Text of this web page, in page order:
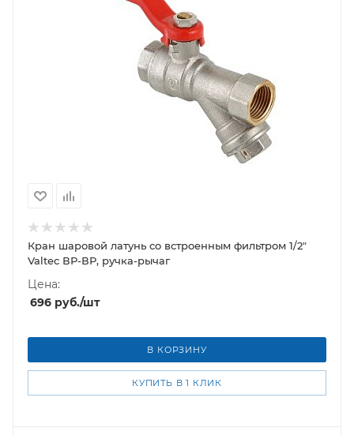
Кран шаровой латунь со встроенным фильтром 1/2"
Valtec ВР-ВР, ручка-рычаг
Цена:
696 руб./шт
В КОРЗИНУ
КУПИТЬ В 1 КЛИК